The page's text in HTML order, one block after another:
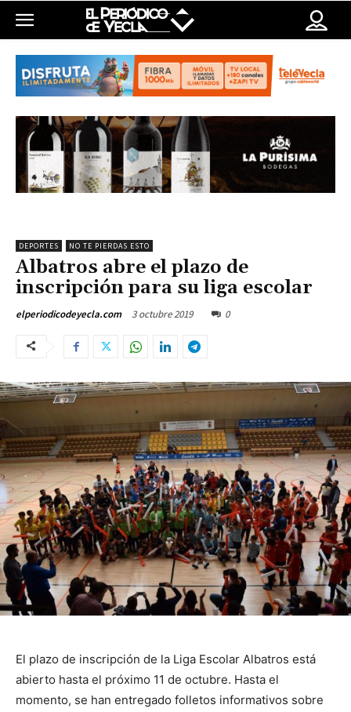
DEPORTES NO TE PIERDAS ESTO
Albatros abre el plazo de
inscripción para su liga escolar
elperiodicodeyecla.com 3 octubre 2019 0
El plazo de inscripción de la Liga Escolar Albatros está
abierto hasta el próximo 11 de octubre. Hasta el
momento, se han entregado folletos informativos sobre